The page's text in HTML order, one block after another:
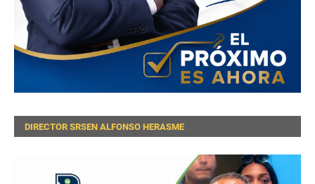
DIRECTOR SRSEN ALFONSO HERASME